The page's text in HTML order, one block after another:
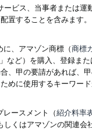
ビス、当事者または
置することを含みます
、アマゾン商標（商標
など）を購入、登録ま
、甲の要請があれば、
めに使用するキーワー
ースメント（紹介料率
しくはアマゾンの関連